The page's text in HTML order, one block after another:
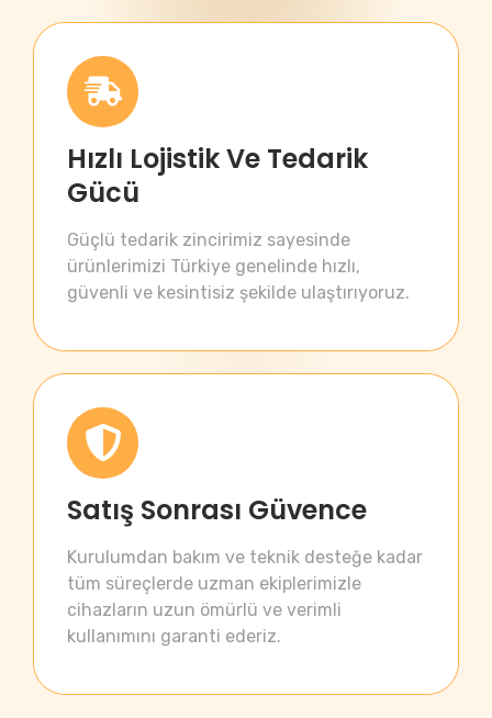
Hızlı Lojistik Ve Tedarik
Gücü
Güçlü tedarik zincirimiz sayesinde
ürünlerimizi Türkiye genelinde hızlı,
güvenli ve kesintisiz şekilde ulaştırıyoruz.
Satış Sonrası Güvence
Kurulumdan bakım ve teknik desteğe kadar
tüm süreçlerde uzman ekiplerimizle
cihazların uzun ömürlü ve verimli
kullanımını garanti ederiz.